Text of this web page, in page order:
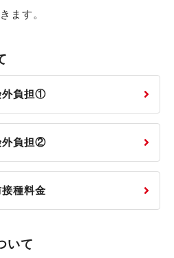
ます。
外負担①
外負担②
種料金
いて